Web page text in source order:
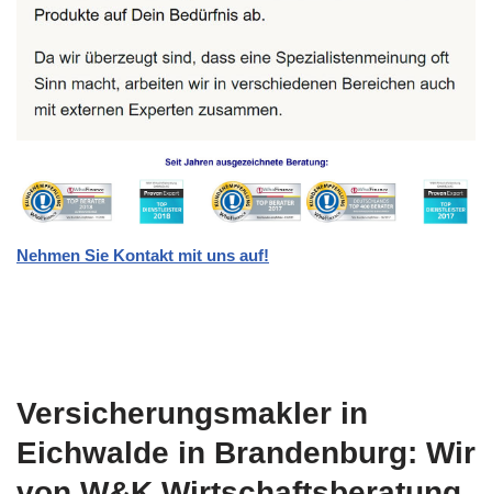
Nehmen Sie Kontakt mit uns auf!
Versicherungsmakler in
Eichwalde in Brandenburg: Wir